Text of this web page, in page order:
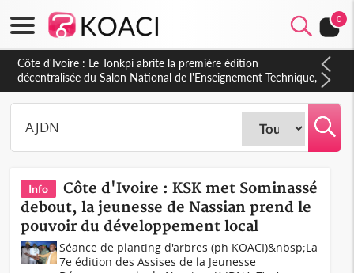
0
Côte d'Ivoire : Le Tonkpi abrite la première édition
décentralisée du Salon National de l'Enseignement Technique,
une belle opportunité pour la jeunesse
Info
Côte d'Ivoire : KSK met Sominassé
debout, la jeunesse de Nassian prend le
pouvoir du développement local
Séance de planting d'arbres (ph KOACI)&nbsp;La
7e édition des Assises de la Jeunesse